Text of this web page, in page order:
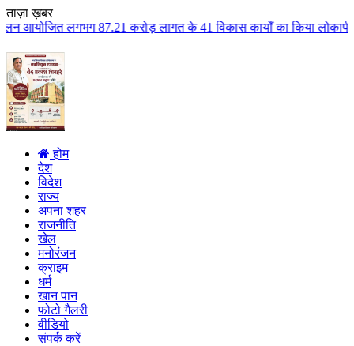
ताज़ा ख़बर
लागत के 41 विकास कार्यों का किया लोकार्पण एवं भूमिपूजन कुलैथ
होम
देश
विदेश
राज्य
अपना शहर
राजनीति
खेल
मनोरंजन
क्राइम
धर्म
खान पान
फोटो गैलरी
वीडियो
संपर्क करें